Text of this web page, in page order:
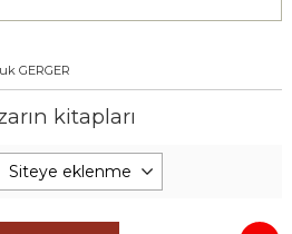
GERGER
kitapları